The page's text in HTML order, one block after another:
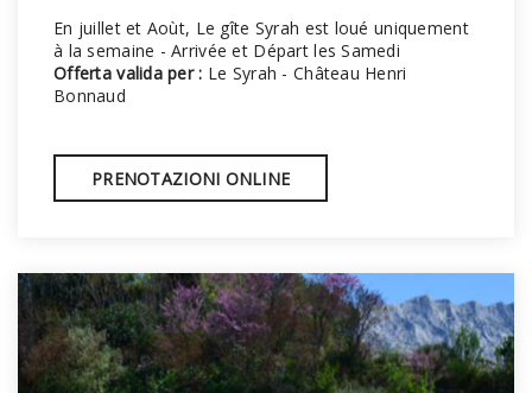
En juillet et Aoùt, Le gîte Syrah est loué uniquement
à la semaine - Arrivée et Départ les Samedi
Offerta valida per : Le Syrah - Château Henri
Bonnaud
PRENOTAZIONI ONLINE